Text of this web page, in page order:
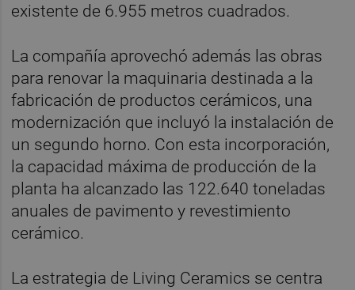
existente de 6.955 metros cuadrados.
La compañía aprovechó además las obras
para renovar la maquinaria destinada a la
fabricación de productos cerámicos, una
modernización que incluyó la instalación de
un segundo horno. Con esta incorporación,
la capacidad máxima de producción de la
planta ha alcanzado las 122.640 toneladas
anuales de pavimento y revestimiento
cerámico.
La estrategia de Living Ceramics se centra